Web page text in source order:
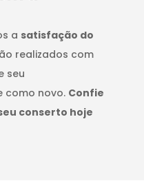
a satisfação do
realizados com
seu
como novo. Confie
conserto hoje